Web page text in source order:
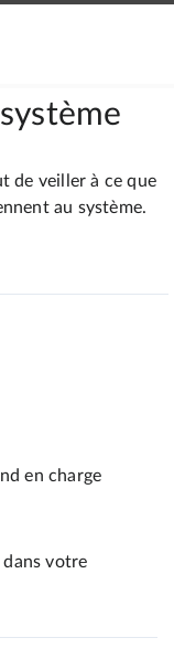
de veiller à ce que
au système.
en charge
dans votre